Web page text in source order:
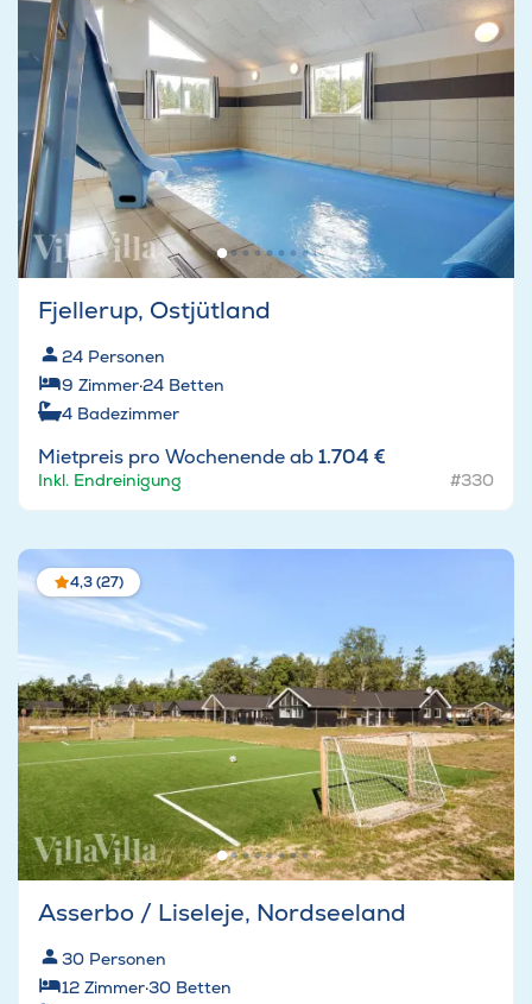
Fjellerup, Ostjütland
24 Personen
9 Zimmer·24 Betten
4 Badezimmer
Mietpreis pro Wochenende ab1.704 €
Inkl. Endreinigung #330
4,3 (27)
Asserbo / Liseleje, Nordseeland
30 Personen
12 Zimmer·30 Betten